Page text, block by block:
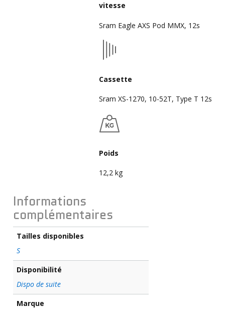
vitesse
Sram Eagle AXS Pod MMX, 12s
Cassette
Sram XS-1270, 10-52T, Type T 12s
Poids
12,2 kg
Informations
complémentaires
Tailles disponibles
S
Disponibilité
Dispo de suite
Marque